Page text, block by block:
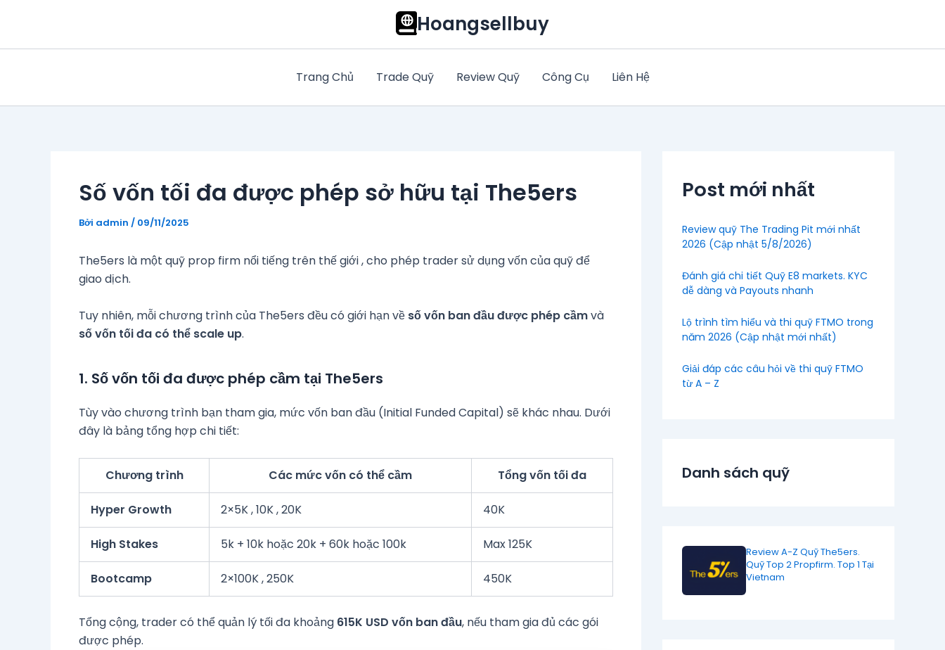
nội
Hoangsellbuy
Trang Chủ Trade Quỹ Review Quỹ Công Cụ Liên Hệ
Số vốn tối đa được phép sở hữu tại The5ers
Bởi admin / 09/11/2025
The5ers là một quỹ prop firm nổi tiếng trên thế giới , cho phép trader sử dụng vốn của quỹ để
giao dịch.
Tuy nhiên, mỗi chương trình của The5ers đều có giới hạn về số vốn ban đầu được phép cầmvà
số vốn tối đa có thể scale up.
1. Số vốn tối đa được phép cầm tại The5ers
Tùy vào chương trình bạn tham gia, mức vốn ban đầu (Initial Funded Capital) sẽ khác nhau. Dưới
đây là bảng tổng hợp chi tiết:
Chương trình Các mức vốn có thể cầm Tổng vốn tối đa
Hyper Growth 2×5K , 10K , 20K 40K
High Stakes 5k + 10k hoặc 20k + 60k hoặc 100k Max 125K
Bootcamp 2×100K , 250K 450K
Tổng cộng, trader có thể quản lý tối đa khoảng 615K USD vốn ban đầu, nếu tham gia đủ các gói
được phép.
Post mới nhất
Review quỹ The Trading Pit mới nhất
2026 (Cập nhật 5/8/2026)
Đánh giá chi tiết Quỹ E8 markets. KYC
dễ dàng và Payouts nhanh
Lộ trình tìm hiểu và thi quỹ FTMO trong
năm 2026 (Cập nhật mới nhất)
Giải đáp các câu hỏi về thi quỹ FTMO
từ A – Z
Danh sách quỹ
Review A-Z Quỹ The5ers.
Quỹ Top 2 Propfirm. Top 1 Tại
Vietnam